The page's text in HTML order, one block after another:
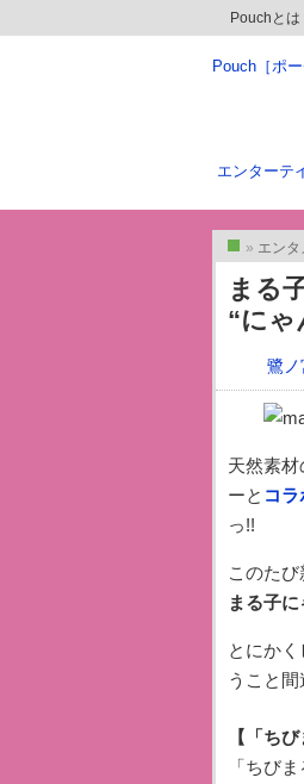
Pouchとは
Pouch［ポー
エンターテ
» エンタ
まる
“に
鷺ノ
天然素
ーと コ
っ!!
このた
まる子に
とにか
うこと
【「ち
「ちび